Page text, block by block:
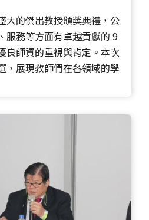
大的傑出教授頒獎典禮，公
服務等方面有卓越貢獻的 9
良師資的重視與肯定。本次
，展現教師們在各領域的學